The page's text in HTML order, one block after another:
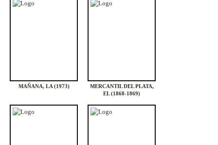
MAÑANA, LA (1973)
MERCANTIL DEL PLATA,
EL (1868-1869)